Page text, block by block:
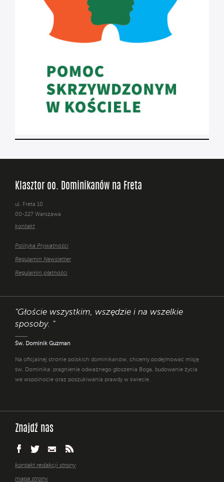
Klasztor oo. Dominikanów na Freta
ul. Freta 10
00-227 Warszawa
kontakt
Polityka Prywatności
Regulamin Newsletter
Regulamin płatności
"Głoście wszystkim, wszędzie i na wszelkie
sposoby. "
Św. Dominik Guzman
Na oficjalnej stronie polskich dominikanów, chcemy podejmować misję
św. Dominika: pragnienie odważnego głoszenia Boga, budowanie życia
we wspólnocie oraz poszukiwania prawdy w świecie.
Znajdź nas
kontakt redakcji strony
mapa strony